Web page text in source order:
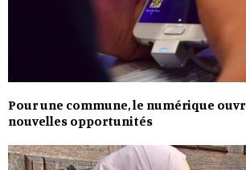
Pour une commune, le numérique
nouvelles opportunités